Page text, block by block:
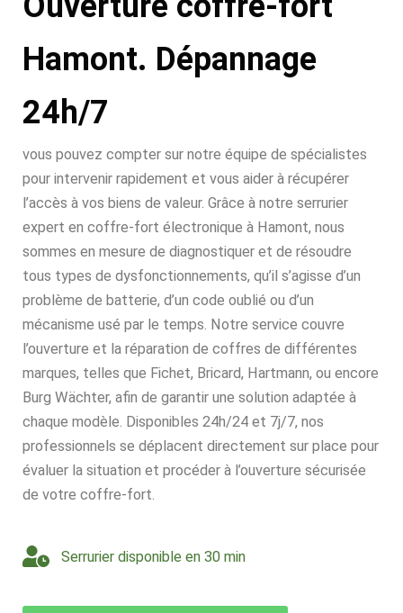
Hamont. Dépannage
24h/7
vous pouvez compter sur notre équipe de spécialistes
pour intervenir rapidement et vous aider à récupérer
l’accès à vos biens de valeur. Grâce à notre serrurier
expert en coffre-fort électronique à Hamont, nous
sommes en mesure de diagnostiquer et de résoudre
tous types de dysfonctionnements, qu’il s’agisse d’un
problème de batterie, d’un code oublié ou d’un
mécanisme usé par le temps. Notre service couvre
l’ouverture et la réparation de coffres de différentes
marques, telles que Fichet, Bricard, Hartmann, ou encore
Burg Wächter, afin de garantir une solution adaptée à
chaque modèle. Disponibles 24h/24 et 7j/7, nos
professionnels se déplacent directement sur place pour
évaluer la situation et procéder à l’ouverture sécurisée
de votre coffre-fort.
Serrurier disponible en 30 min